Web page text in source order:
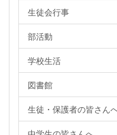
生徒会行事
部活動
学校生活
図書館
生徒・保護者の皆さん